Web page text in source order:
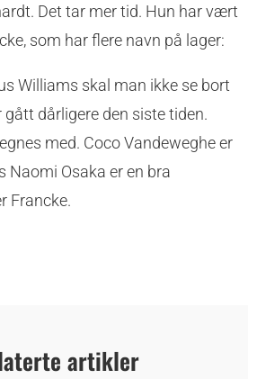
Det tar mer tid. Hun har vært
som har flere navn på lager:
Williams skal man ikke se bort
dårligere den siste tiden.
med. Coco Vandeweghe er
Naomi Osaka er en bra
Francke.
artikler